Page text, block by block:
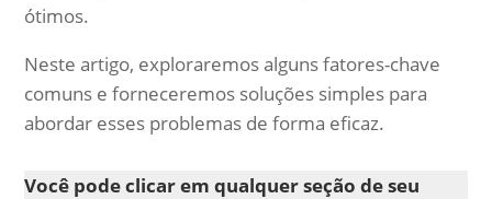
ótimos.
Neste artigo, exploraremos alguns fatores-chave
comuns e forneceremos soluções simples para
abordar esses problemas de forma eficaz.
Você pode clicar em qualquer seção de seu